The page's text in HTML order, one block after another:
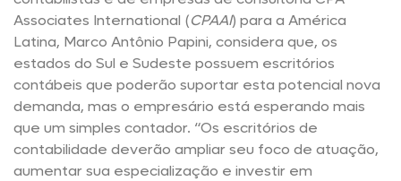
Associates International (CPAAI) para a América
Latina, Marco Antônio Papini, considera que, os
estados do Sul e Sudeste possuem escritórios
contábeis que poderão suportar esta potencial nova
demanda, mas o empresário está esperando mais
que um simples contador. “Os escritórios de
contabilidade deverão ampliar seu foco de atuação,
aumentar sua especialização e investir em